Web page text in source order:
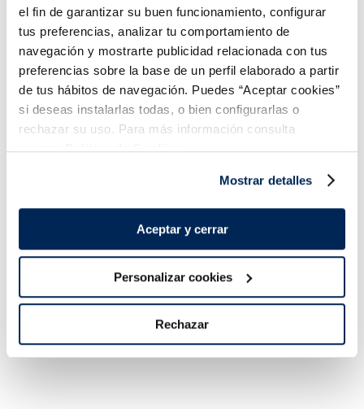
el fin de garantizar su buen funcionamiento, configurar
tus preferencias, analizar tu comportamiento de
navegación y mostrarte publicidad relacionada con tus
preferencias sobre la base de un perfil elaborado a partir
de tus hábitos de navegación. Puedes “Aceptar cookies”
si deseas instalarlas todas, o bien configurarlas o
rechazar su uso. Para más información consulta
nuestraPolítica de Cookies.
Mostrar detalles
Aceptar y cerrar
Personalizar cookies
Rechazar
También te puede interesar...
Sandwich nata sin
Añadir
Mini Biscuit Nata y
Añadir